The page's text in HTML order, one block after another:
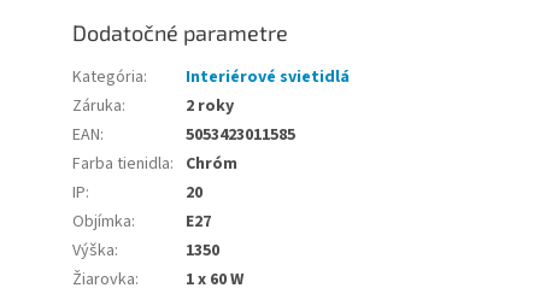
Dodatočné parametre
Kategória:
Interiérové svietidlá
Záruka:
2 roky
EAN:
5053423011585
Farba tienidla: Chróm
IP:
20
Objímka:
E27
Výška:
1350
Žiarovka: 1 x 60 W